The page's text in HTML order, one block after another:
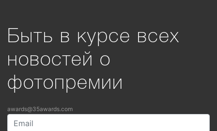
Быть в курсе всех
новостей о
фотопремии
awards@35awards.com